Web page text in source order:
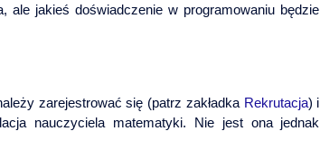
ale jakieś doświadczenie w programowaniu będzie
zarejestrować się (patrz zakładka Rekrutacja) i
nauczyciela matematyki. Nie jest ona jednak